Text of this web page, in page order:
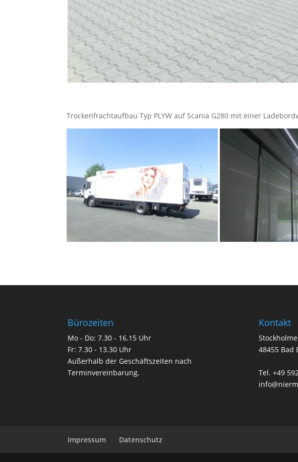
Trockenfrachtaufbau Typ PLYW auf Scania G280 mit einer
Bürozeiten
Mo - Do: 7.30 - 16.15 Uhr
Fr: 7.30 - 13.30 Uhr
Außerhalb der Geschäftszeiten nach
Terminvereinbarung.
Kontakt
48455 Bad
Tel. +49
Impressum Datenschutz